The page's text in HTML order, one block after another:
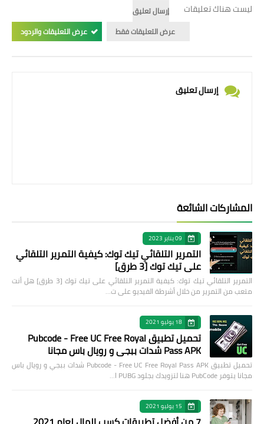
ليست هناك تعليقات
إرسال تعليق
عرض التعليقات فقط
عرض التعليقات والردود
إرسال تعليق
المشاركات الشائعة
09 يناير 2023
التمرير التلقائي تيك توك: كيفية التمرير التلقائي
على تيك توك [3 طرق]
التمرير التلقائي تيك توك: كيفية التمرير التلقائي على تيك توك [3 طرق] هل أنت
متعب من التمرير من خلال أشرطة الفيديو على ت…
18 يوليو 2021
تحميل تطبيق Pubcode - Free UC Free Royal
Pass APK شدات ببجي و رويال باس مجانا
تحميل تطبيق Pubcode - Free UC Free Royal Pass APK شدات ببجي و رويال باس
مجانا يتوفر PubCode هنا لتزويدك بجلود PUBG ا…
15 يوليو 2021